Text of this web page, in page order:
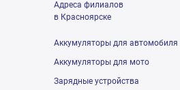
Адреса филиалов
в Красноярске
Аккумуляторы для автомобиля
Аккумуляторы для мото
Зарядные устройства